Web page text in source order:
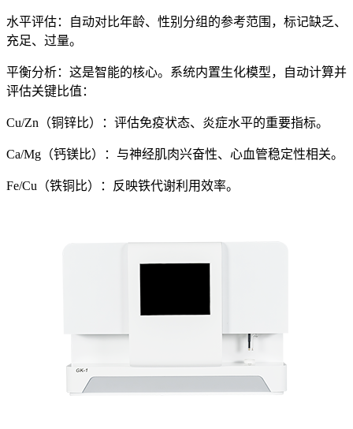
水平评估：自动对比年龄、性别分组的参考范围，标记缺乏、
充足、过量。
平衡分析：这是智能的核心。系统内置生化模型，自动计算并
评估关键比值：
Cu/Zn（铜锌比）：评估免疫状态、炎症水平的重要指标。
Ca/Mg（钙镁比）：与神经肌肉兴奋性、心血管稳定性相关。
Fe/Cu（铁铜比）：反映铁代谢利用效率。